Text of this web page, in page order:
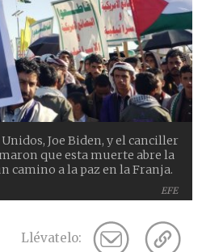
EFE
Joe Biden, y el canciller
que esta muerte abre la
camino a la paz en la Franja.
Llévatelo: